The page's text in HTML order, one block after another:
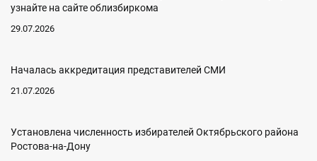
узнайте на сайте облизбиркома
29.07.2026
Началась аккредитация представителей СМИ
21.07.2026
Установлена численность избирателей Октябрьского района
Ростова-на-Дону